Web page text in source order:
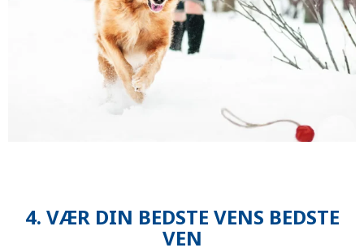
4. VÆR DIN BEDSTE VENS BEDSTE
VEN